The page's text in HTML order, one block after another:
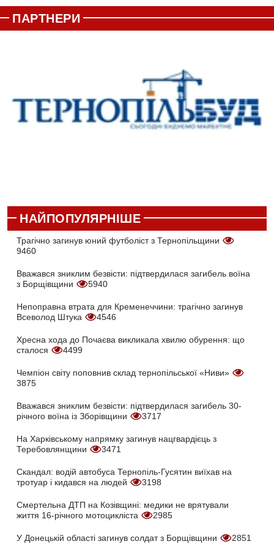
ПАРТНЕРИ
НАЙПОПУЛЯРНІШЕ
Трагічно загинув юний футболіст з Тернопільщини
9460
Вважався зниклим безвісти: підтвердилася загибель воїна
з Борщівщини
5940
Непоправна втрата для Кременеччини: трагічно загинув
Всеволод Штука
4546
Хресна хода до Почаєва викликала хвилю обурення: що
сталося
4499
Чемпіон світу поповнив склад тернопільської «Ниви»
3875
Вважався зниклим безвісти: підтвердилася загибель 30-
річного воїна із Зборівщини
3717
На Харківському напрямку загинув нацгвардієць з
Теребовлянщини
3471
Скандал: водій автобуса Тернопіль-Гусятин виїхав на
тротуар і кидався на людей
3198
Смертельна ДТП на Козівщині: медики не врятували
життя 16-річного мотоцикліста
2985
У Донецькій області загинув солдат з Борщівщини 2851